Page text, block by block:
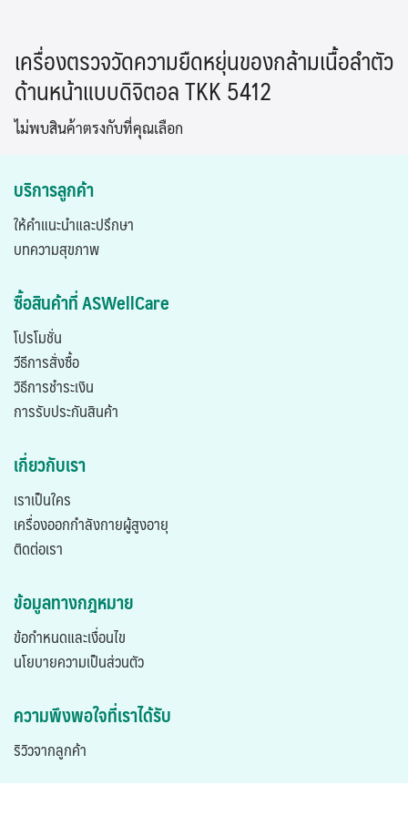
content
เครื่องตรวจวัดความยืดหยุ่นของกล้ามเนื้อลำตัว
ด้านหน้าแบบดิจิตอล TKK 5412
ไม่พบสินค้าตรงกับที่คุณเลือก
บริการลูกค้า
ให้คำแนะนำและปรึกษา
บทความสุขภาพ
ซื้อสินค้าที่ ASWellCare
โปรโมชั่น
วีธีการสั่งซื้อ
วิธีการชำระเงิน
การรับประกันสินค้า
เกี่ยวกับเรา
เราเป็นใคร
เครื่องออกกำลังกายผู้สูงอายุ
ติดต่อเรา
ข้อมูลทางกฎหมาย
ข้อกำหนดและเงื่อนไข
นโยบายความเป็นส่วนตัว
ความพึงพอใจที่เราได้รับ
ริวิวจากลูกค้า